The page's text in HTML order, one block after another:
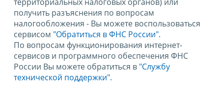
получить разъяснения по вопросам
налогообложения - Вы можете воспользоваться
сервисом "Обратиться в ФНС России".
По вопросам функционирования интернет-
сервисов и программного обеспечения ФНС
России Вы можете обратиться в "Службу
технической поддержки".